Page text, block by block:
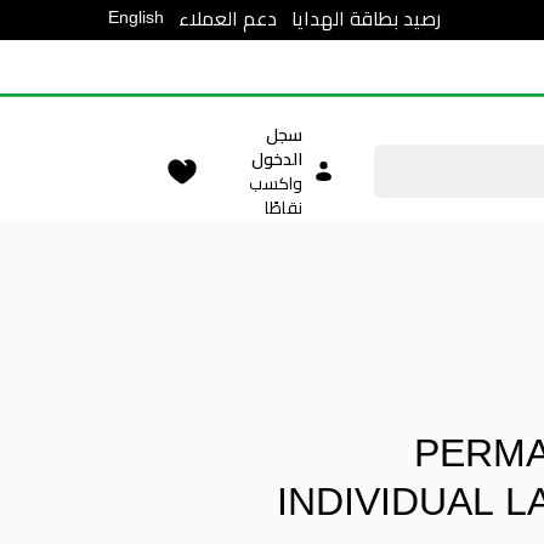
رصيد بطاقة الهدايا دعم العملاء English
سجل
الدخول
واكسب
نقاطًا
INDIVIDUAL